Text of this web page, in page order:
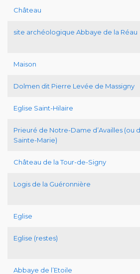
Château
site archéologique Abbaye de la Réau
Maison
Dolmen dit Pierre Levée de Massigny
Eglise Saint-Hilaire
Prieuré de Notre-Dame d’Availles (ou
Sainte-Marie)
Château de la Tour-de-Signy
Logis de la Guéronnière
Eglise
Eglise (restes)
Abbaye de l’Etoile